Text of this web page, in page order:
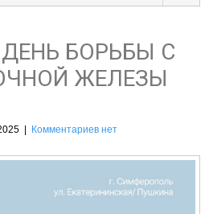
БОРЬБЫ С
ЖЕЛЕЗЫ
Комментариев нет